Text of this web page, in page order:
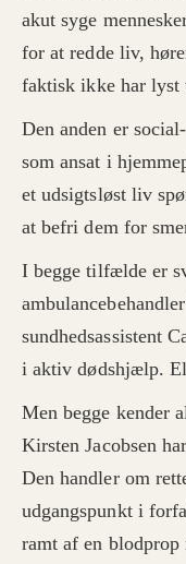
akut syge
for at redde liv,
faktisk ikke har lyst
Den anden er
som ansat i
et udsigtsløst liv
at befri dem for
I begge tilfælde er
sundhedsassistent
i aktiv dødshjælp.
Men begge kender
Kirsten Jacobsen
Den handler om
udgangspunkt i
ramt af en